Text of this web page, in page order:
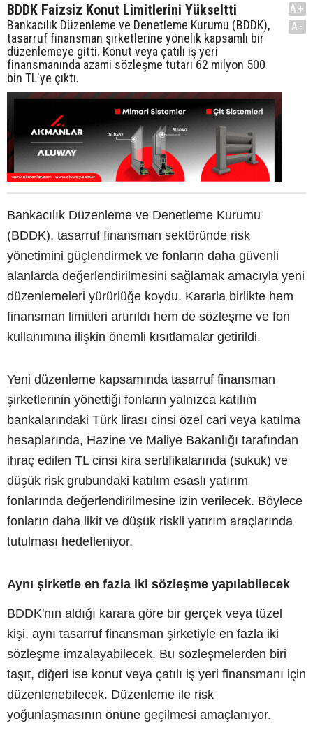
BDDK Faizsiz Konut Limitlerini Yükseltti
Bankacılık Düzenleme ve Denetleme Kurumu (BDDK),
tasarruf finansman şirketlerine yönelik kapsamlı bir
düzenlemeye gitti. Konut veya çatılı iş yeri
finansmanında azami sözleşme tutarı 62 milyon 500
bin TL'ye çıktı.
A+
A-
Bankacılık Düzenleme ve Denetleme Kurumu
(BDDK), tasarruf finansman sektöründe risk
yönetimini güçlendirmek ve fonların daha güvenli
alanlarda değerlendirilmesini sağlamak amacıyla yeni
düzenlemeleri yürürlüğe koydu. Kararla birlikte hem
finansman limitleri artırıldı hem de sözleşme ve fon
kullanımına ilişkin önemli kısıtlamalar getirildi.
Yeni düzenleme kapsamında tasarruf finansman
şirketlerinin yönettiği fonların yalnızca katılım
bankalarındaki Türk lirası cinsi özel cari veya katılma
hesaplarında, Hazine ve Maliye Bakanlığı tarafından
ihraç edilen TL cinsi kira sertifikalarında (sukuk) ve
düşük risk grubundaki katılım esaslı yatırım
fonlarında değerlendirilmesine izin verilecek. Böylece
fonların daha likit ve düşük riskli yatırım araçlarında
tutulması hedefleniyor.
Aynı şirketle en fazla iki sözleşme yapılabilecek
BDDK'nın aldığı karara göre bir gerçek veya tüzel
kişi, aynı tasarruf finansman şirketiyle en fazla iki
sözleşme imzalayabilecek. Bu sözleşmelerden biri
taşıt, diğeri ise konut veya çatılı iş yeri finansmanı için
düzenlenebilecek. Düzenleme ile risk
yoğunlaşmasının önüne geçilmesi amaçlanıyor.